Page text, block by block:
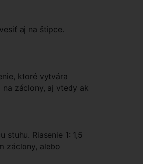
aj na štipce.
ktoré vytvára
na záclony, aj vtedy ak
Riasenie 1: 1,5
záclony, alebo